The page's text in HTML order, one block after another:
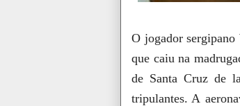
O jogador
que caiu na
de Santa Cruz de
tripulantes. A